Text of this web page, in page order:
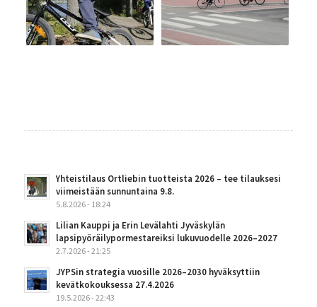
Yhteistilaus Ortliebin tuotteista 2026 – tee tilauksesi
viimeistään sunnuntaina 9.8.
5.8.2026 - 18:24
Lilian Kauppi ja Erin Levälahti Jyväskylän
lapsipyöräilypormestareiksi lukuvuodelle 2026–2027
2.7.2026 - 21:25
JYPSin strategia vuosille 2026–2030 hyväksyttiin
kevätkokouksessa 27.4.2026
19.5.2026 - 22:43